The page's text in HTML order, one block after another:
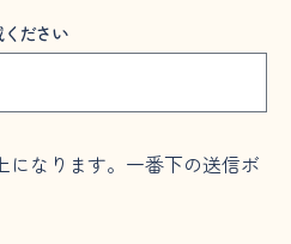
ださい
になります。一番下の送信ボ